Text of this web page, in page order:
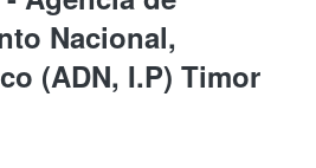
Nacional,
(ADN, I.P) Timor